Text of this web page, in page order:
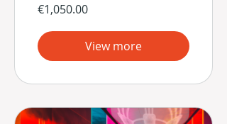
€1,050.00
View more